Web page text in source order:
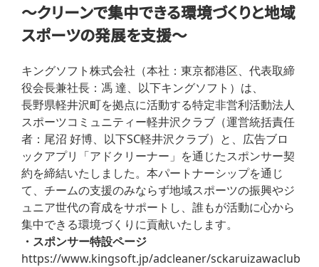
～クリーンで集中できる環境づくりと地域
スポーツの発展を支援～
キングソフト株式会社（本社：東京都港区、代表取締
役会長兼社長：馮 達、以下キングソフト）は、
長野県軽井沢町を拠点に活動する特定非営利活動法人
スポーツコミュニティー軽井沢クラブ（運営統括責任
者：尾沼 好博、以下SC軽井沢クラブ）と、広告ブロ
ックアプリ「アドクリーナー」を通じたスポンサー契
約を締結いたしました。本パートナーシップを通じ
て、チームの支援のみならず地域スポーツの振興やジ
ュニア世代の育成をサポートし、誰もが活動に心から
集中できる環境づくりに貢献いたします。
・スポンサー特設ページ
https://www.kingsoft.jp/adcleaner/sckaruizawaclub